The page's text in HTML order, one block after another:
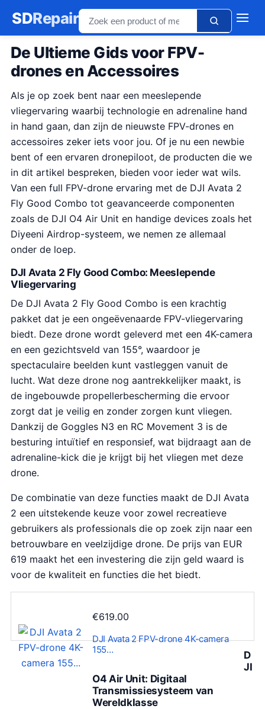
SDRepair
De Ultieme Gids voor FPV-
drones en Accessoires
Als je op zoek bent naar een meeslepende
vliegervaring waarbij technologie en adrenaline hand
in hand gaan, dan zijn de nieuwste FPV-drones en
accessoires zeker iets voor jou. Of je nu een newbie
bent of een ervaren dronepiloot, de producten die we
in dit artikel bespreken, bieden voor ieder wat wils.
Van een full FPV-drone ervaring met de DJI Avata 2
Fly Good Combo tot geavanceerde componenten
zoals de DJI O4 Air Unit en handige devices zoals het
Diyeeni Airdrop-systeem, we nemen ze allemaal
onder de loep.
DJI Avata 2 Fly Good Combo: Meeslepende
Vliegervaring
De DJI Avata 2 Fly Good Combo is een krachtig
pakket dat je een ongeëvenaarde FPV-vliegervaring
biedt. Deze drone wordt geleverd met een 4K-camera
en een gezichtsveld van 155°, waardoor je
spectaculaire beelden kunt vastleggen vanuit de
lucht. Wat deze drone nog aantrekkelijker maakt, is
de ingebouwde propellerbescherming die ervoor
zorgt dat je veilig en zonder zorgen kunt vliegen.
Dankzij de Goggles N3 en RC Movement 3 is de
besturing intuïtief en responsief, wat bijdraagt aan de
adrenaline-kick die je krijgt bij het vliegen met deze
drone.
De combinatie van deze functies maakt de DJI Avata
2 een uitstekende keuze voor zowel recreatieve
gebruikers als professionals die op zoek zijn naar een
betrouwbare en veelzijdige drone. De prijs van EUR
619 maakt het een investering die zijn geld waard is
voor de kwaliteit en functies die het biedt.
€619.00
DJI Avata 2 FPV-drone 4K-camera
155…
D
JI
O4 Air Unit: Digitaal
Transmissiesysteem van
Wereldklasse